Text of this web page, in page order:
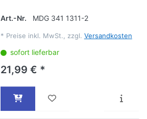
Art.-Nr. MDG 341 1311-2
* Preise inkl. MwSt., zzgl. Versandkosten
sofort lieferbar
21,99 € *